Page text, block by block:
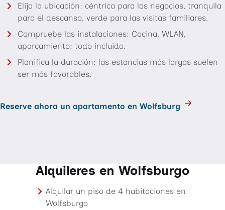
Elija la ubicación: céntrica para los negocios, tranquila
para el descanso, verde para las visitas familiares.
Compruebe las instalaciones: Cocina, WLAN,
aparcamiento: todo incluido.
Planifica la duración: las estancias más largas suelen
ser más favorables.
Reserve ahora un apartamento en Wolfsburg
Alquileres en Wolfsburgo
Alquilar un piso de 4 habitaciones en
Wolfsburgo